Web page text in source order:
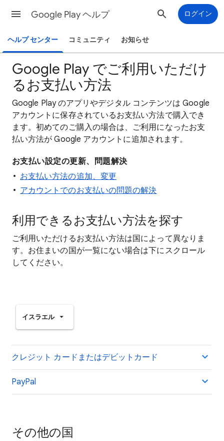
Google Play ヘルプ ログイン
ヘルプ センター コミュニティ お知らせ
Google Play でご利用いただけ
るお支払い方法
Google Play のアプリやデジタル コンテンツは Google
アカウントに保存されているお支払い方法で購入でき
ます。初めてのご購入の場合は、ご利用になったお支
払い方法が Google アカウントに追加されます。
お支払い設定の更新、問題解決
お支払い方法の追加、変更
アカウントでのお支払いの問題の解決
利用できるお支払い方法を探す
ご利用いただけるお支払い方法は国によって異なりま
す。お住まいの国が一覧にない場合は下にスクロール
してください。
イスラエル
クレジット カードまたはデビットカード
PayPal
その他の国